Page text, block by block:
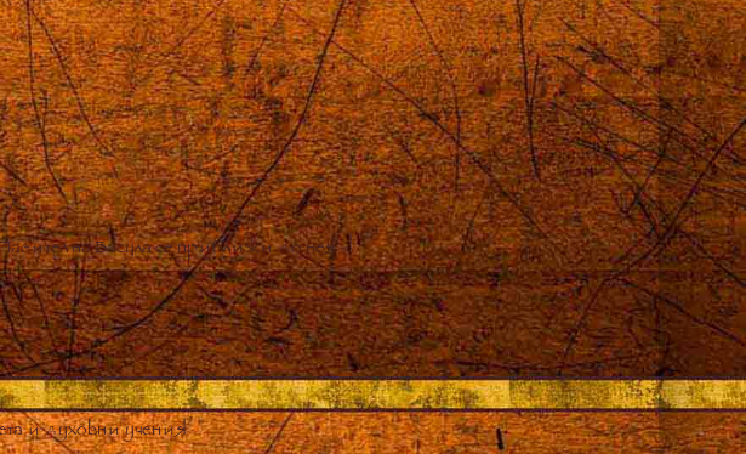
на Васула се приближи до нея
и духовни учения